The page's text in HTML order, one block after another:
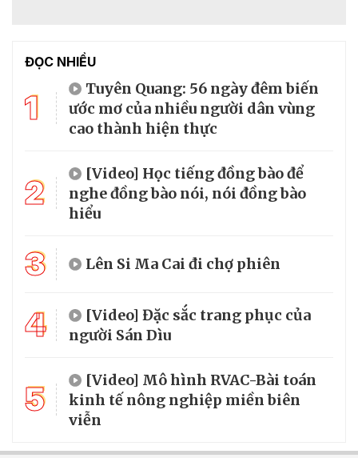
ĐỌC NHIỀU
1
Tuyên Quang: 56 ngày đêm biến
ước mơ của nhiều người dân vùng
cao thành hiện thực
2
[Video] Học tiếng đồng bào để
nghe đồng bào nói, nói đồng bào
hiểu
3 Lên Si Ma Cai đi chợ phiên
4
[Video] Đặc sắc trang phục của
người Sán Dìu
5
[Video] Mô hình RVAC-Bài toán
kinh tế nông nghiệp miền biên
viễn